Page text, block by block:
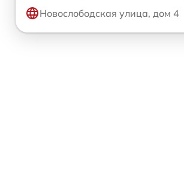
Новослободская улица, дом 4